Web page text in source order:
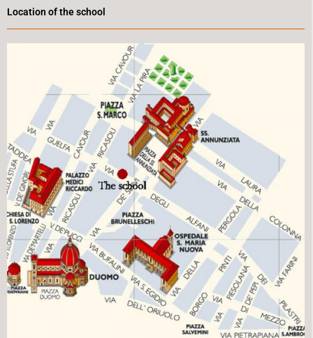
Location of the school